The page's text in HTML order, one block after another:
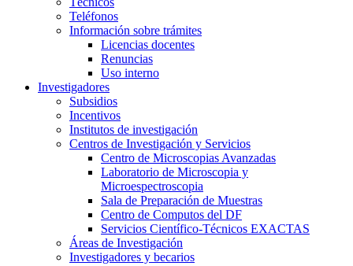
Teléfonos
Información sobre trámites
Licencias docentes
Renuncias
Uso interno
Investigadores
Subsidios
Incentivos
Institutos de investigación
Centros de Investigación y Servicios
Centro de Microscopias Avanzadas
Laboratorio de Microscopia y
Microespectroscopia
Sala de Preparación de Muestras
Centro de Computos del DF
Servicios Científico-Técnicos EXACTAS
Áreas de Investigación
Investigadores y becarios